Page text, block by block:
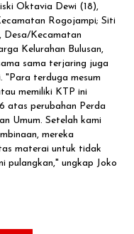
Oktavia Dewi (18),
Rogojampi; Siti
Desa/Kecamatan
Kelurahan Bulusan,
sama terjaring juga
"Para terduga mesum
memiliki KTP ini
atas perubahan Perda
Umum. Setelah kami
mereka
materai untuk tidak
pulangkan," ungkap Joko